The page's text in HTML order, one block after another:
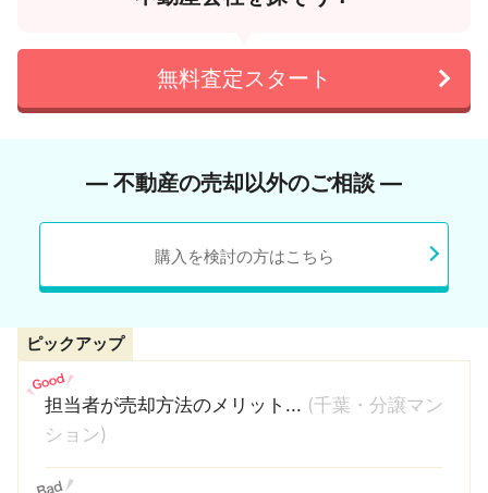
無料査定スタート
― 不動産の売却以外のご相談 ―
購入を検討の方はこちら
ピックアップ
担当者が売却方法のメリット... (千葉・分譲マン
ション)